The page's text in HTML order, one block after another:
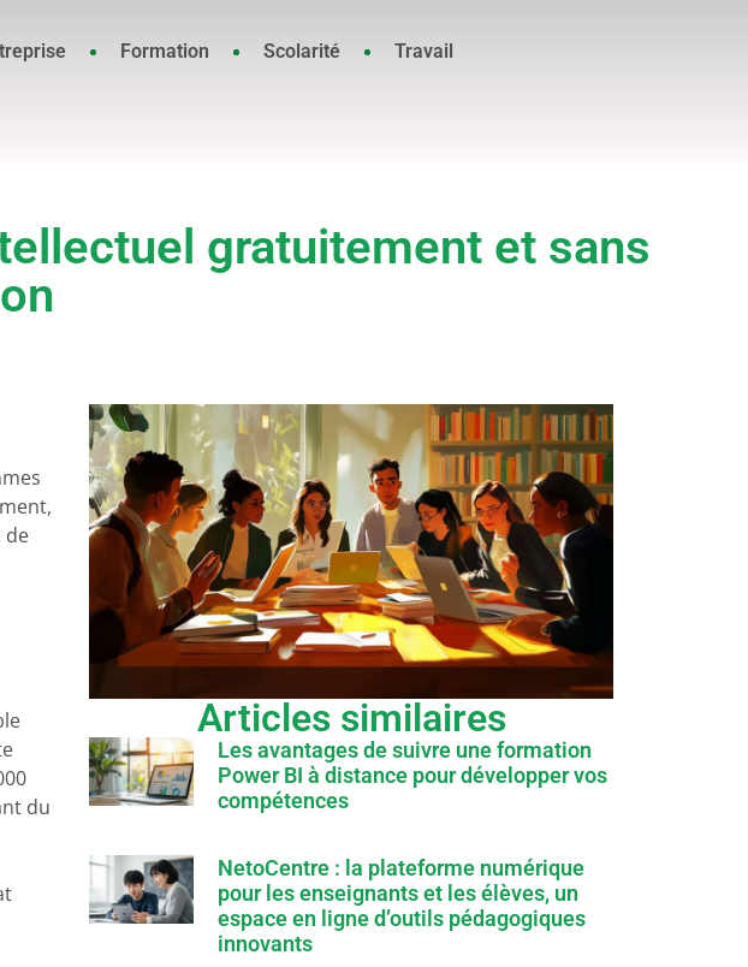
Formation Scolarité Travail
gratuitement et sans
de
du
Articles similaires
Les avantages de suivre une formation
Power BI à distance pour développer vos
compétences
NetoCentre : la plateforme numérique
pour les enseignants et les élèves, un
espace en ligne d’outils pédagogiques
innovants